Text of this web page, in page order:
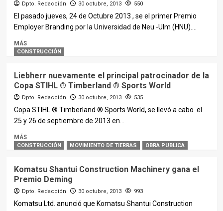
Dpto. Redacción 30 octubre, 2013 550
El pasado jueves, 24 de Octubre 2013 , se el primer Premio
Employer Branding por la Universidad de Neu -Ulm (HNU)....
MÁS
CONSTRUCCIÓN
Liebherr nuevamente el principal patrocinador de la
Copa STIHL ® Timberland ® Sports World
Dpto. Redacción 30 octubre, 2013 535
Copa STIHL ® Timberland ® Sports World, se llevó a cabo el
25 y 26 de septiembre de 2013 en...
MÁS
CONSTRUCCIÓN MOVIMIENTO DE TIERRAS OBRA PUBLICA
Komatsu Shantui Construction Machinery gana el
Premio Deming
Dpto. Redacción 30 octubre, 2013 993
Komatsu Ltd. anunció que Komatsu Shantui Construction